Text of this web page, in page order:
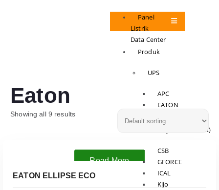
Panel
Listrik
Data Center
Produk
UPS
APC
EATON
Battery (UPS/Forklift)
CSB
GFORCE
ICAL
Kijo
Eaton
Showing all 9 results
Read More
EATON ELLIPSE ECO